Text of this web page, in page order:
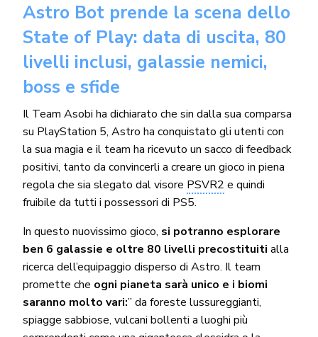
Astro Bot prende la scena dello
State of Play: data di uscita, 80
livelli inclusi, galassie nemici,
boss e sfide
Il Team Asobi ha dichiarato che sin dalla sua comparsa
su PlayStation 5, Astro ha conquistato gli utenti con
la sua magia e il team ha ricevuto un sacco di feedback
positivi, tanto da convincerli a creare un gioco in piena
regola che sia slegato dal visore PSVR2 e quindi
fruibile da tutti i possessori di PS5.
In questo nuovissimo gioco, si potranno esplorare
ben 6 galassie e oltre 80 livelli precostituiti alla
ricerca dell’equipaggio disperso di Astro. Il team
promette che ogni pianeta sarà unico e i biomi
saranno molto vari:” da foreste lussureggianti,
spiagge sabbiose, vulcani bollenti a luoghi più